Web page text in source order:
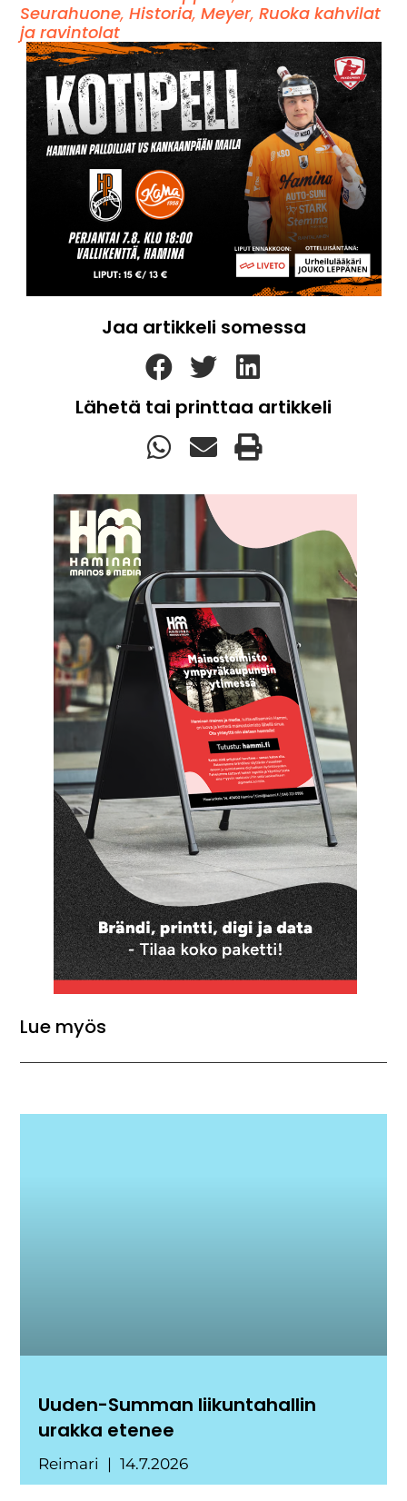
Seurahuone,Historia,Meyer,Ruoka kahvilat
ja ravintolat
Jaa artikkeli somessa
Lähetä tai printtaa artikkeli
Lue myös
Uuden-Summan liikuntahallin
urakka etenee
Reimari 14.7.2026